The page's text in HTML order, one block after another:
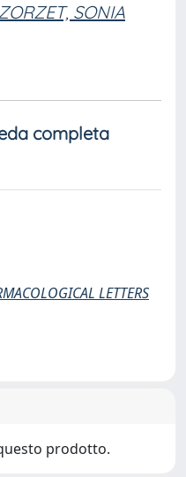
SONIA
completa
LETTERS
prodotto.